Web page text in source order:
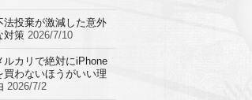
法投棄が激減した意外
対策 2026/7/10
ルカリで絶対にiPhone
買わないほうがいい理
2026/7/2